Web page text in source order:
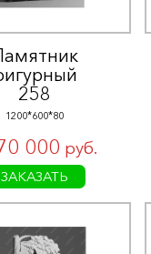
258
1200*600*80
000 руб.
ЗАКАЗАТЬ